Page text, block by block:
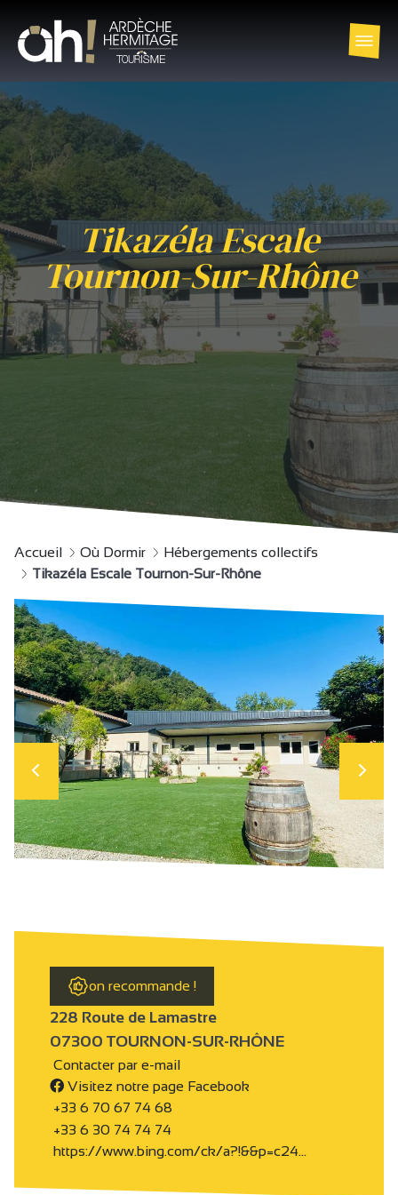
Tikazéla Escale
Tournon-Sur-Rhône
Accueil Où Dormir
Hébergements collectifs
Tikazéla Escale Tournon-Sur-Rhône
on recommande !
228 Route de Lamastre
07300 TOURNON-SUR-RHÔNE
Contacter par e-mail
Visitez notre page Facebook
+33 6 70 67 74 68
+33 6 30 74 74 74
https://www.bing.com/ck/a?!&&p=c24…